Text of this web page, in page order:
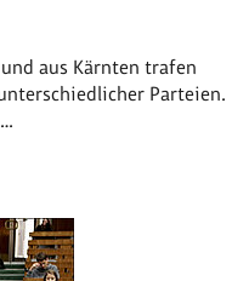
aus Kärnten trafen
Parteien.